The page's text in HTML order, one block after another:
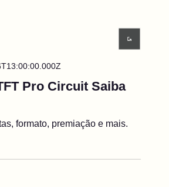
Pro Circuit Saiba
formato, premiação e mais.